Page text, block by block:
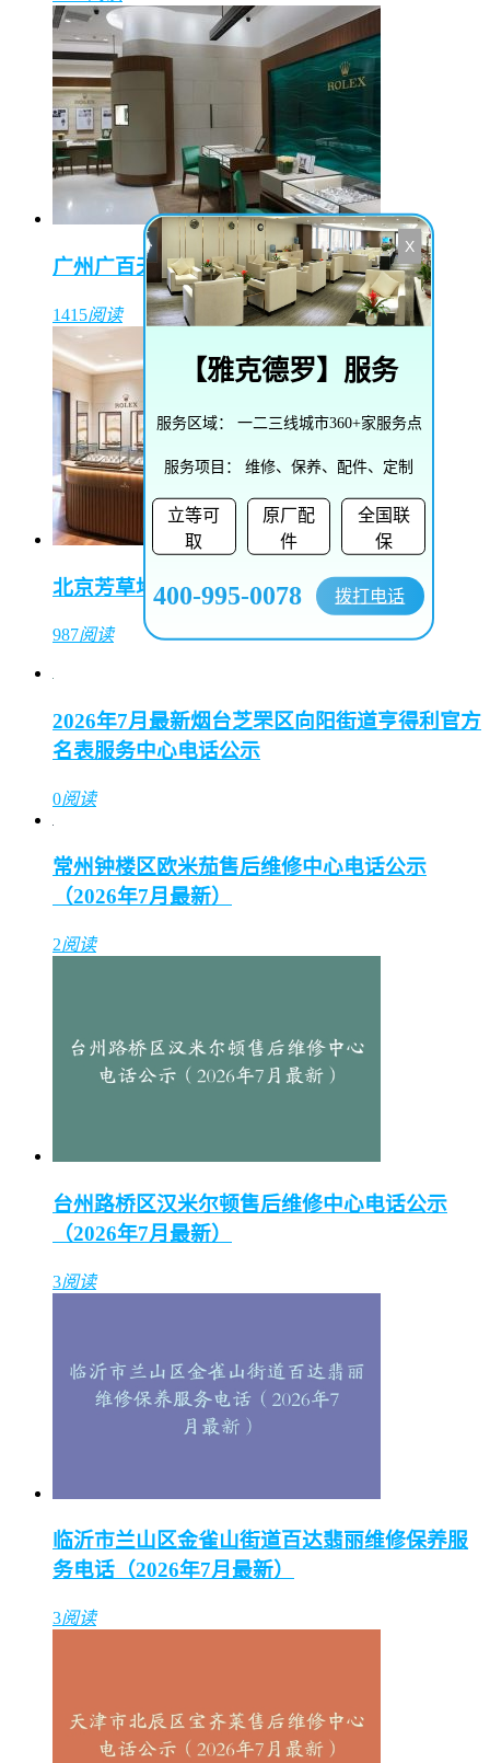
广州广百天河店（东方表行）
1415阅读
北京芳草地购物中心（东方表行）
987阅读
2026年7月最新烟台芝罘区向阳街道亨得利官方
名表服务中心电话公示
0阅读
常州钟楼区欧米茄售后维修中心电话公示
（2026年7月最新）
2阅读
台州路桥区汉米尔顿售后维修中心电话公示
（2026年7月最新）
3阅读
临沂市兰山区金雀山街道百达翡丽维修保养服
务电话（2026年7月最新）
3阅读
X
【雅克德罗】服务
服务区域： 一二三线城市360+家服务点
服务项目： 维修、保养、配件、定制
立等可
取
原厂配
件
全国联
保
400-995-0078 拨打电话